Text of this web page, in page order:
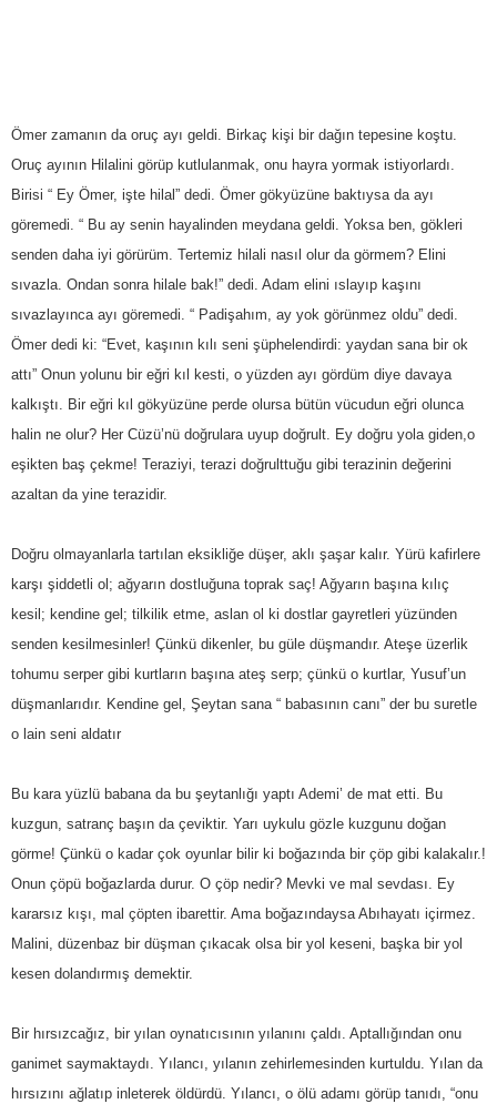
Ömer zamanın da oruç ayı geldi. Birkaç kişi bir dağın tepesine koştu.
Oruç ayının Hilalini görüp kutlulanmak, onu hayra yormak istiyorlardı.
Birisi “ Ey Ömer, işte hilal” dedi. Ömer gökyüzüne baktıysa da ayı
göremedi. “ Bu ay senin hayalinden meydana geldi. Yoksa ben, gökleri
senden daha iyi görürüm. Tertemiz hilali nasıl olur da görmem? Elini
sıvazla. Ondan sonra hilale bak!” dedi. Adam elini ıslayıp kaşını
sıvazlayınca ayı göremedi. “ Padişahım, ay yok görünmez oldu” dedi.
Ömer dedi ki: “Evet, kaşının kılı seni şüphelendirdi: yaydan sana bir ok
attı” Onun yolunu bir eğri kıl kesti, o yüzden ayı gördüm diye davaya
kalkıştı. Bir eğri kıl gökyüzüne perde olursa bütün vücudun eğri olunca
halin ne olur? Her Cüzü’nü doğrulara uyup doğrult. Ey doğru yola giden,o
eşikten baş çekme! Teraziyi, terazi doğrulttuğu gibi terazinin değerini
azaltan da yine terazidir.
Doğru olmayanlarla tartılan eksikliğe düşer, aklı şaşar kalır. Yürü kafirlere
karşı şiddetli ol; ağyarın dostluğuna toprak saç! Ağyarın başına kılıç
kesil; kendine gel; tilkilik etme, aslan ol ki dostlar gayretleri yüzünden
senden kesilmesinler! Çünkü dikenler, bu güle düşmandır. Ateşe üzerlik
tohumu serper gibi kurtların başına ateş serp; çünkü o kurtlar, Yusuf’un
düşmanlarıdır. Kendine gel, Şeytan sana “ babasının canı” der bu suretle
o lain seni aldatır
Bu kara yüzlü babana da bu şeytanlığı yaptı Ademi’ de mat etti. Bu
kuzgun, satranç başın da çeviktir. Yarı uykulu gözle kuzgunu doğan
görme! Çünkü o kadar çok oyunlar bilir ki boğazında bir çöp gibi kalakalır.!
Onun çöpü boğazlarda durur. O çöp nedir? Mevki ve mal sevdası. Ey
kararsız kışı, mal çöpten ibarettir. Ama boğazındaysa Abıhayatı içirmez.
Malini, düzenbaz bir düşman çıkacak olsa bir yol keseni, başka bir yol
kesen dolandırmış demektir.
Bir hırsızcağız, bir yılan oynatıcısının yılanını çaldı. Aptallığından onu
ganimet saymaktaydı. Yılancı, yılanın zehirlemesinden kurtuldu. Yılan da
hırsızını ağlatıp inleterek öldürdü. Yılancı, o ölü adamı görüp tanıdı, “onu